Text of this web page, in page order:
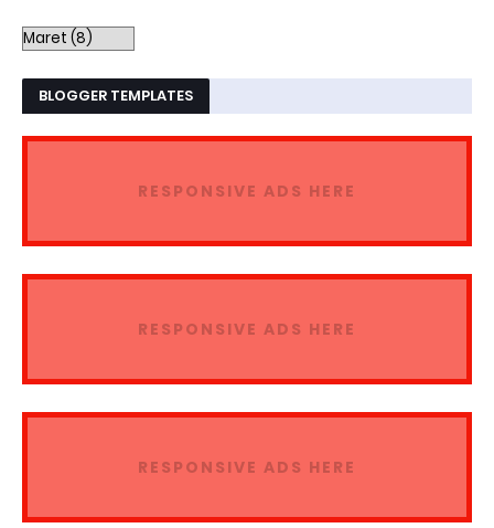
BLOGGER TEMPLATES
RESPONSIVE ADS HERE
RESPONSIVE ADS HERE
RESPONSIVE ADS HERE